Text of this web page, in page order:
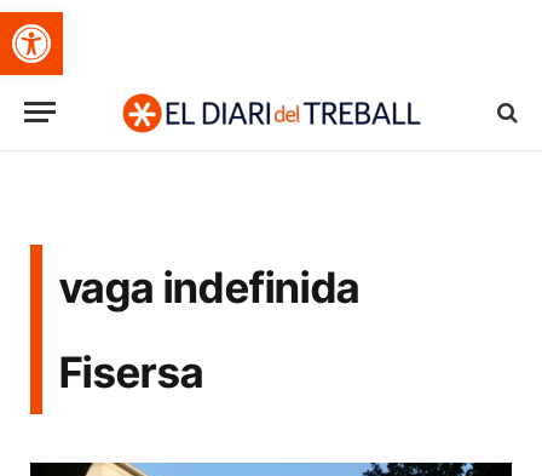
Obre la barra d'eines
vaga indefinida
Fisersa